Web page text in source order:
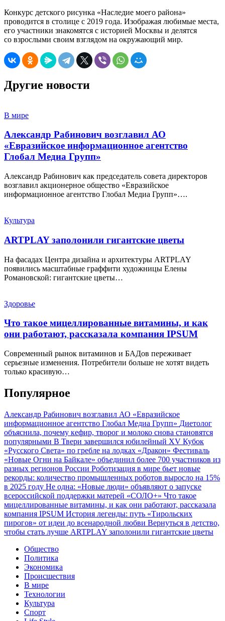
Конкурс детского рисунка «Наследие моего района»
проводится в столице с 2019 года. Изображая любимые места,
его участники знакомятся с историей Москвы и делятся
со взрослыми своим взглядом на окружающий мир.
Другие новости
В мире
Александр Рабинович возглавил АО
«Евразийское информационное агентство
Глобал Медиа Групп»
Александр Рабинович как председатель совета директоров
возглавил акционерное общество «Евразийское
информационное агентство Глобал Медиа Групп»….
Культура
ARTPLAY заполонили гигантские цветы
На фасадах Центра дизайна и архитектуры ARTPLAY
появились масштабные граффити художницы Елены
Романовской: гигантские цветы…
Здоровье
Что такое мицеллированные витамины, и как
они работают, рассказала компания IPSUM
Современный рынок витаминов и БАДов переживает
серьезные изменения. Потребители больше не хотят видеть
только красивую…
Популярное
Александр Рабинович возглавил АО «Евразийское
информационное агентство Глобал Медиа Групп» Диетолог
объяснила, почему кефир, творог и молоко снова становятся
популярными В Твери завершился юбилейный XV Кубок
«Русского Света» по гребле на лодках «Дракон» Фестиваль
«Новые Огни на Байкале» объединил более 700 участников из
разных регионов России Роботизация в мире бьет новые
рекорды: количество промышленных роботов выросло на 15%
в 2025 году Не одна: «Новые люди» объявляют о запуске
всероссийской поддержки матерей «СОЛО+» Что такое
мицеллированные витамины, и как они работают, рассказала
компания IPSUM История легенды: путь «Тирольских
пирогов» от идеи до всенародной любви Вернуться в детство,
чтобы стать лучше ARTPLAY заполонили гигантские цветы
Общество
Политика
Экономика
Происшествия
В мире
Технологии
Культура
Спорт